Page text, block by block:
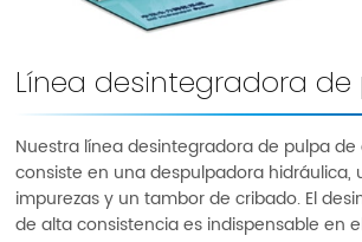
Línea desintegradora de
Nuestra línea desintegradora de pulpa
consiste en una despulpadora hidráulica,
impurezas y un tambor de cribado. El
de alta consistencia es indispensable en